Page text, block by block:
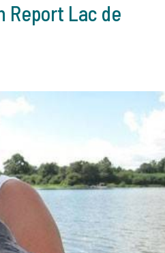
Report Lac de